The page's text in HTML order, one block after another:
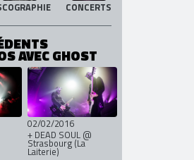
CONCERTS
AVEC GHOST
02/02/2016
+ DEAD SOUL @
Strasbourg (La
Laiterie)